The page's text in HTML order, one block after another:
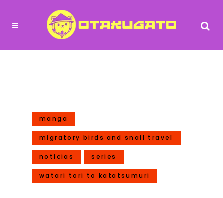
manga
migratory birds and snail travel
noticias series
watari tori to katatsumuri